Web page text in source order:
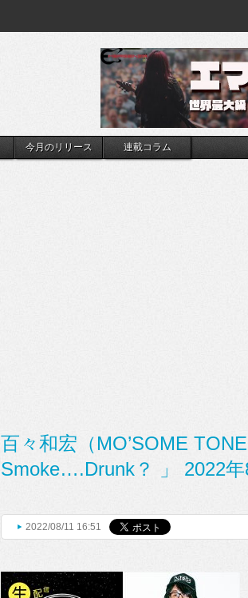
今月のリリース 連載コラム
百々和宏（MO’SOME
Smoke….Drunk？ 」 2022
2022/08/11 16:51